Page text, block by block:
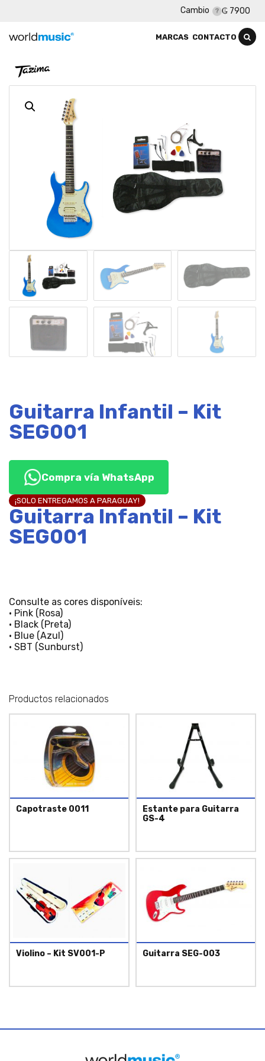
Cambio ₲ 7900
MARCAS CONTACTO
Guitarra Infantil – Kit
SEG001
Compra vía WhatsApp
¡SOLO ENTREGAMOS A PARAGUAY!
Guitarra Infantil – Kit
SEG001
Consulte as cores disponíveis:
• Pink (Rosa)
• Black (Preta)
• Blue (Azul)
• SBT (Sunburst)
Productos relacionados
Capotraste 0011
Estante para Guitarra
GS-4
Violino – Kit SV001-P Guitarra SEG-003